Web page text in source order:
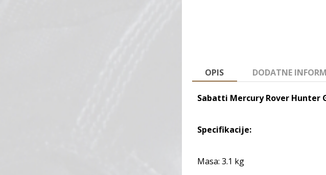
OPIS DODATNE
Sabatti Mercury Rover Hunter
Specifikacije:
Masa: 3.1 kg